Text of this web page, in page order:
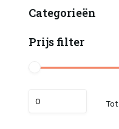
Categorieën
Prijs filter
Tot